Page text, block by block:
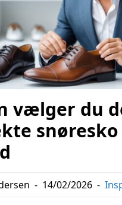
vælger du
- 14/02/2026 -